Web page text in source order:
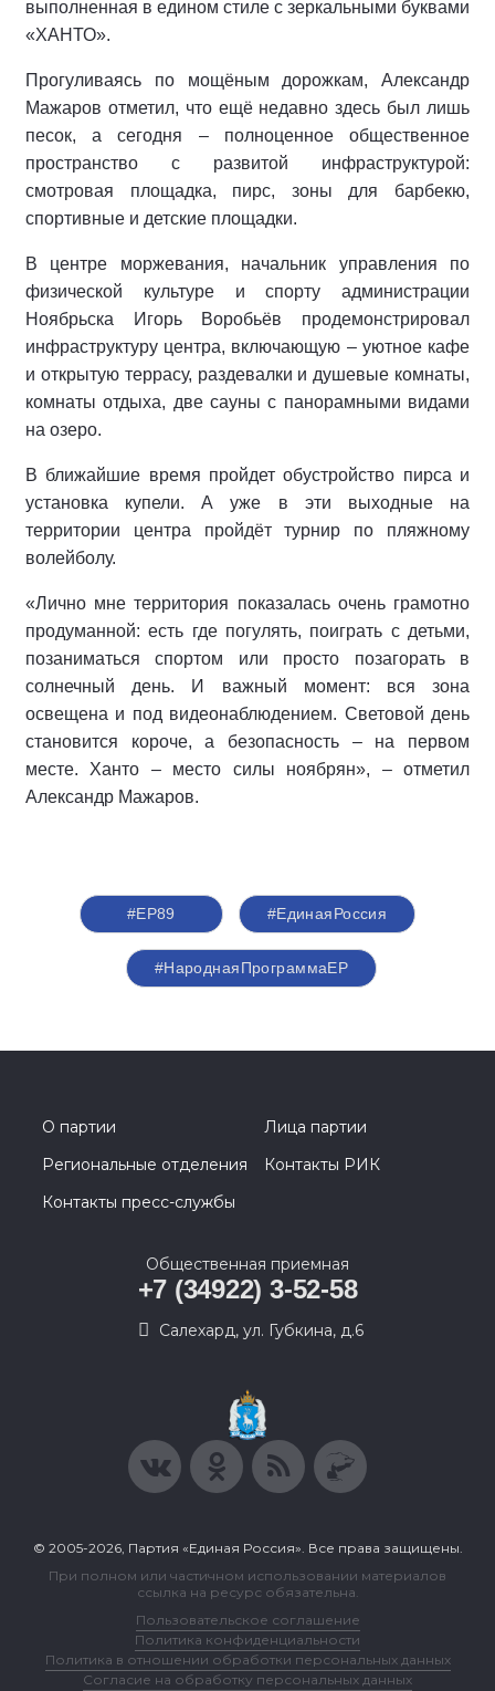
выполненная в едином стиле с зеркальными буквами
«ХАНТО».
Прогуливаясь по мощёным дорожкам, Александр
Мажаров отметил, что ещё недавно здесь был лишь
песок, а сегодня – полноценное общественное
пространство с развитой инфраструктурой:
смотровая площадка, пирс, зоны для барбекю,
спортивные и детские площадки.
В центре моржевания, начальник управления по
физической культуре и спорту администрации
Ноябрьска Игорь Воробьёв продемонстрировал
инфраструктуру центра, включающую – уютное кафе
и открытую террасу, раздевалки и душевые комнаты,
комнаты отдыха, две сауны с панорамными видами
на озеро.
В ближайшие время пройдет обустройство пирса и
установка купели. А уже в эти выходные на
территории центра пройдёт турнир по пляжному
волейболу.
«Лично мне территория показалась очень грамотно
продуманной: есть где погулять, поиграть с детьми,
позаниматься спортом или просто позагорать в
солнечный день. И важный момент: вся зона
освещена и под видеонаблюдением. Световой день
становится короче, а безопасность – на первом
месте. Ханто – место силы ноябрян», – отметил
Александр Мажаров.
#ЕР89 #‎ЕдинаяРоссия
#НароднаяПрограммаЕР
О партии
Лица партии
Региональные отделения
Контакты РИК
Контакты пресс-службы
Общественная приемная
+7 (34922) 3-52-58
Салехард, ул. Губкина, д.6
© 2005-2026, Партия «Единая Россия». Все права защищены.
При полном или частичном использовании материалов
ссылка на ресурс обязательна.
Пользовательское соглашение
Политика конфиденциальности
Политика в отношении обработки персональных данных
Согласие на обработку персональных данных